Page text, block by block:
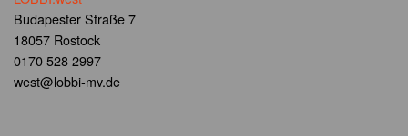
Budapester Straße 7
18057 Rostock
0170 528 2997
west@lobbi-mv.de